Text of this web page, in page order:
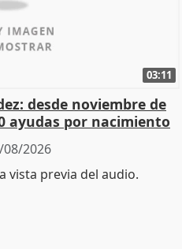
03:11
desde noviembre de
ayudas por nacimiento
08/2026